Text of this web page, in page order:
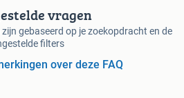
vragen
gebaseerd op je zoekopdracht en de
filters
over deze FAQ